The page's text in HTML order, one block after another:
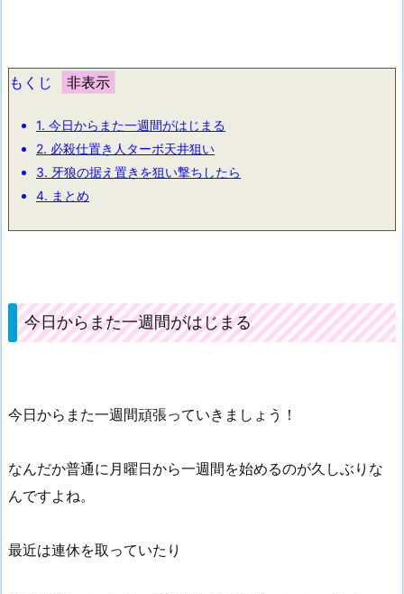
もくじ
1. 今日からまた一週間がはじまる
2. 必殺仕置き人ターボ天井狙い
3. 牙狼の据え置きを狙い撃ちしたら
4. まとめ
今日からまた一週間がはじまる
今日からまた一週間頑張っていきましょう！
なんだか普通に月曜日から一週間を始めるのが久しぶりな
んですよね。
最近は連休を取っていたり